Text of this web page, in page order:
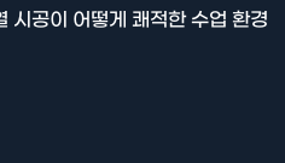
시공이 어떻게 쾌적한 수업 환경